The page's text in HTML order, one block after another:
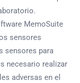
MemoSuite
sensores
sensores para
necesario realizar
adversas en el